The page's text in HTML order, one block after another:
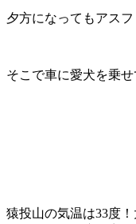
夕方になってもアスフ
そこで車に愛犬を乗せ
猿投山の気温は33度